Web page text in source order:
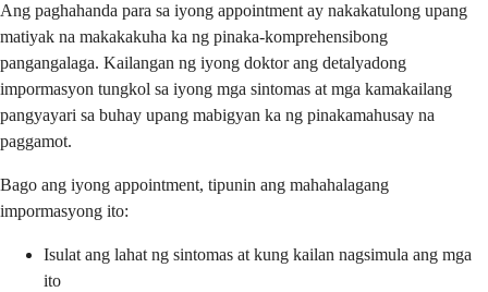
Ang paghahanda para sa iyong appointment ay nakakatulong upang
matiyak na makakakuha ka ng pinaka-komprehensibong
pangangalaga. Kailangan ng iyong doktor ang detalyadong
impormasyon tungkol sa iyong mga sintomas at mga kamakailang
pangyayari sa buhay upang mabigyan ka ng pinakamahusay na
paggamot.
Bago ang iyong appointment, tipunin ang mahahalagang
impormasyong ito:
Isulat ang lahat ng sintomas at kung kailan nagsimula ang mga
ito